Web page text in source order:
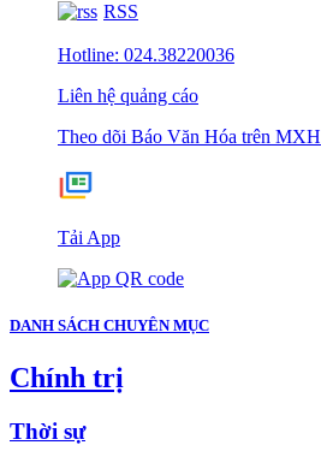
RSS
Hotline: 024.38220036
Liên hệ quảng cáo
Theo dõi Báo Văn Hóa trên MXH
Tải App
DANH SÁCH CHUYÊN MỤC
Chính trị
Thời sự